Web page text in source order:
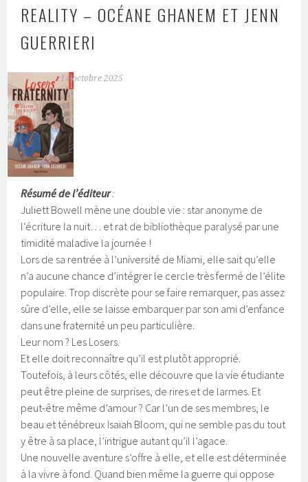
REALITY – OCÉANE GHANEM ET JENN
GUERRIERI
14 octobre 2025
Résumé de l’éditeur:
Juliett Bowell mène une double vie : star anonyme de
l’écriture la nuit… et rat de bibliothèque paralysé par une
timidité maladive la journée !
Lors de sa rentrée à l’université de Miami, elle sait qu’elle
n’a aucune chance d’intégrer le cercle très fermé de l’élite
populaire. Trop discrète pour se faire remarquer, pas assez
sûre d’elle, elle se laisse embarquer par son ami d’enfance
dans une fraternité un peu particulière.
Leur nom ? Les Losers.
Et elle doit reconnaître qu’il est plutôt approprié.
Toutefois, à leurs côtés, elle découvre que la vie étudiante
peut être pleine de surprises, de rires et de larmes. Et
peut-être même d’amour ? Car l’un de ses membres, le
beau et ténébreux Isaïah Bloom, qui ne semble pas du tout
y être à sa place, l’intrigue autant qu’il l’agace.
Une nouvelle aventure s’offre à elle, et elle est déterminée
à la vivre à fond. Quand bien même la guerre qui oppose